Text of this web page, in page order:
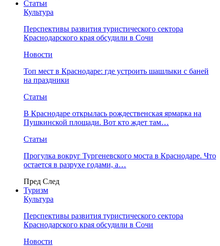
Статьи
Культура
Перспективы развития туристического сектора
Краснодарского края обсудили в Сочи
Новости
Топ мест в Краснодаре: где устроить шашлыки с баней
на праздники
Статьи
В Краснодаре открылась рождественская ярмарка на
Пушкинской площади. Вот кто ждет там…
Статьи
Прогулка вокруг Тургеневского моста в Краснодаре. Что
остается в разрухе годами, а…
Пред След
Туризм
Культура
Перспективы развития туристического сектора
Краснодарского края обсудили в Сочи
Новости